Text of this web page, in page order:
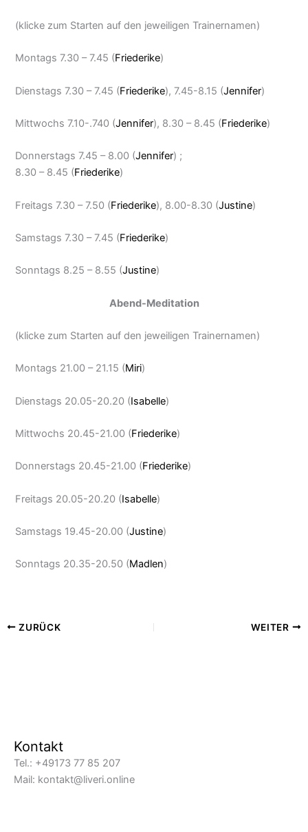
(klicke zum Starten auf den jeweiligen Trainernamen)
Montags 7.30 – 7.45 (Friederike)
Dienstags 7.30 – 7.45 (Friederike), 7.45-8.15 (Jennifer)
Mittwochs 7.10-.740 (Jennifer), 8.30 – 8.45 (Friederike)
Donnerstags 7.45 – 8.00 (Jennifer) ;
8.30 – 8.45 (Friederike)
Freitags 7.30 – 7.50 (Friederike), 8.00-8.30 (Justine)
Samstags 7.30 – 7.45 (Friederike)
Sonntags 8.25 – 8.55 (Justine)
Abend-Meditation
(klicke zum Starten auf den jeweiligen Trainernamen)
Montags 21.00 – 21.15 (Miri)
Dienstags 20.05-20.20 (Isabelle)
Mittwochs 20.45-21.00 (Friederike)
Donnerstags 20.45-21.00 (Friederike)
Freitags 20.05-20.20 (Isabelle)
Samstags 19.45-20.00 (Justine)
Sonntags 20.35-20.50 (Madlen)
ZURÜCK WEITER
Kontakt
Tel.: +49173 77 85 207
Mail: kontakt@liveri.online